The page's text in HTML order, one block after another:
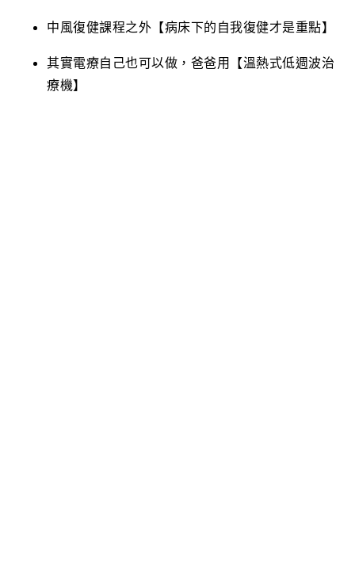
中風復健課程之外【病床下的自我復健才是重點】
其實電療自己也可以做，爸爸用【溫熱式低週波治
療機】